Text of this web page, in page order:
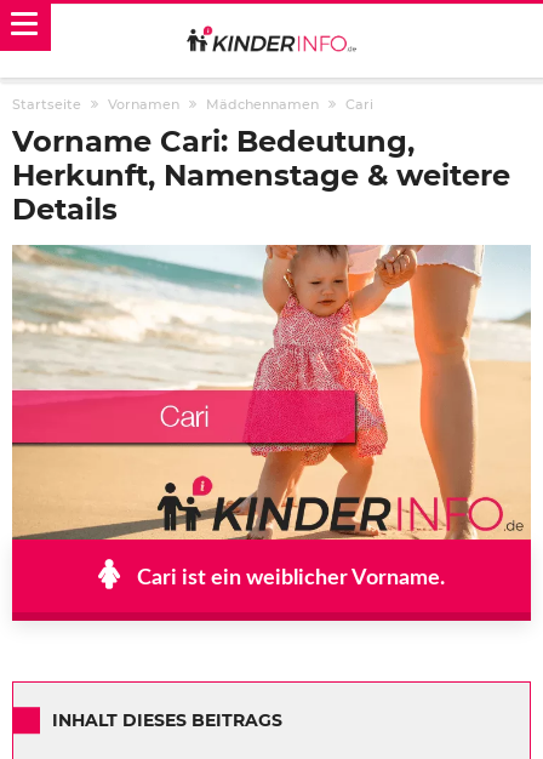
Startseite Vornamen Mädchennamen Cari
Vorname Cari: Bedeutung,
Herkunft, Namenstage & weitere
Details
Cari ist ein weiblicher Vorname.
INHALT DIESES BEITRAGS